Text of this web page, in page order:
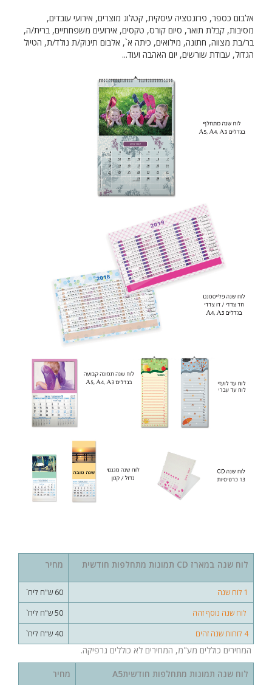
אלבום כספר, פרזנטציה עיסקית, קטלוג מוצרים, אירועי עובדים,
מסיבות, קבלת תואר, סיום קורס, טקסים, אירועים משפחתיים, ברית/ה,
בר/בת מצווה, חתונה, מילואים, כיתה א`, אלבום תינוק/ת נולד/ת, הטיול
הגדול, עבודת שורשים, יום האהבה ועוד...
לוח שנה במארז CD תמונות מתחלפות חודשית מחיר
1 לוח שנה
60 ש"ח ליח`
לוח שנה נוסף זהה
50 ש"ח ליח`
4 לוחות שנה זהים
40 ש"ח ליח`
המחירים כוללים מע"מ, המחירים לא כוללים גרפיקה.
לוח שנה תמונות מתחלפות חודשיתA5 מחיר